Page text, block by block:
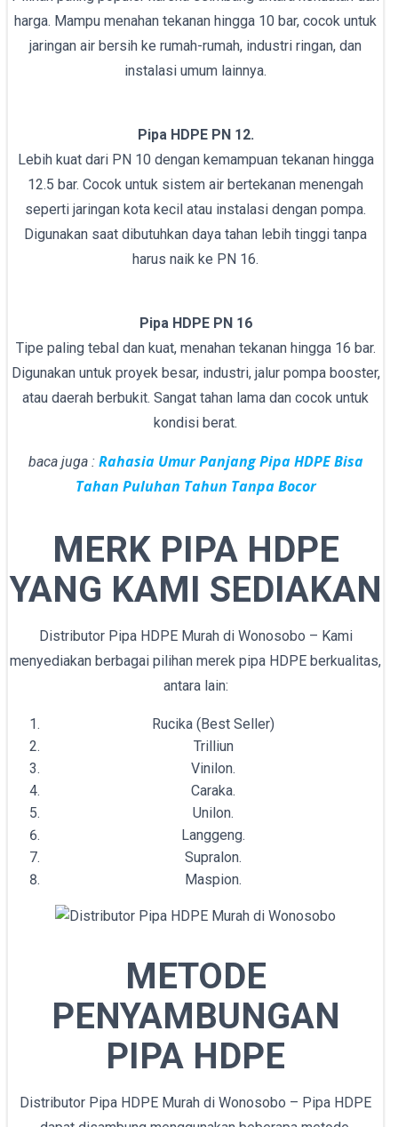
harga. Mampu menahan tekanan hingga 10 bar, cocok untuk
jaringan air bersih ke rumah-rumah, industri ringan, dan
instalasi umum lainnya.
Pipa HDPE PN 12.
Lebih kuat dari PN 10 dengan kemampuan tekanan hingga
12.5 bar. Cocok untuk sistem air bertekanan menengah
seperti jaringan kota kecil atau instalasi dengan pompa.
Digunakan saat dibutuhkan daya tahan lebih tinggi tanpa
harus naik ke PN 16.
Pipa HDPE PN 16
Tipe paling tebal dan kuat, menahan tekanan hingga 16 bar.
Digunakan untuk proyek besar, industri, jalur pompa booster,
atau daerah berbukit. Sangat tahan lama dan cocok untuk
kondisi berat.
baca juga : Rahasia Umur Panjang Pipa HDPE Bisa
Tahan Puluhan Tahun Tanpa Bocor
MERK PIPA HDPE
YANG KAMI SEDIAKAN
Distributor Pipa HDPE Murah di Wonosobo – Kami
menyediakan berbagai pilihan merek pipa HDPE berkualitas,
antara lain:
Rucika (Best Seller)
Trilliun
Vinilon.
Caraka.
Unilon.
Langgeng.
Supralon.
Maspion.
METODE
PENYAMBUNGAN
PIPA HDPE
Distributor Pipa HDPE Murah di Wonosobo – Pipa HDPE